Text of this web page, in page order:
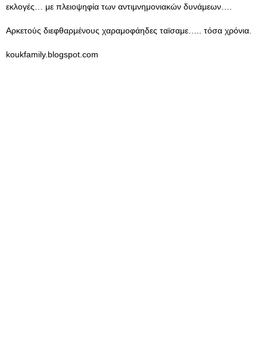
εκλογές… με πλειοψηφία των αντιμνημονιακών δυνάμεων….
Αρκετούς διεφθαρμένους χαραμοφάηδες ταϊσαμε….. τόσα χρόνια.
koukfamily.blogspot.com